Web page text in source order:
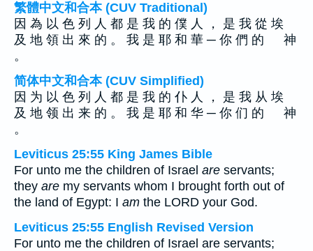
繁體中文和合本 (CUV Traditional)
因 為 以 色 列 人 都 是 我 的 僕 人 ， 是 我 從 埃
及 地 領 出 來 的 。 我 是 耶 和 華 ─ 你 們 的 神
。
简体中文和合本 (CUV Simplified)
因 为 以 色 列 人 都 是 我 的 仆 人 ， 是 我 从 埃
及 地 领 出 来 的 。 我 是 耶 和 华 ─ 你 们 的 神
。
Leviticus 25:55 King James Bible
For unto me the children of Israel are servants;
they are my servants whom I brought forth out of
the land of Egypt: I am the LORD your God.
Leviticus 25:55 English Revised Version
For unto me the children of Israel are servants;